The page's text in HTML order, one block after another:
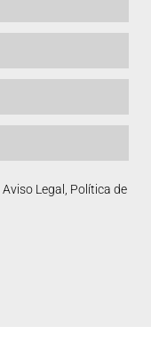
Aviso Legal, Política de